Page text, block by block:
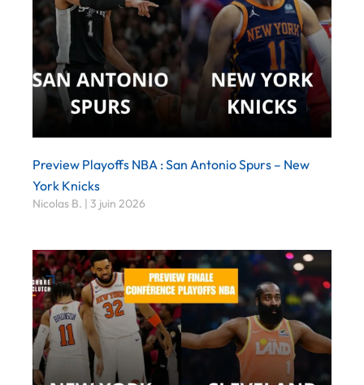
Preview Playoffs NBA : San Antonio Spurs – New
York Knicks
Nicolas B. 3 juin 2026